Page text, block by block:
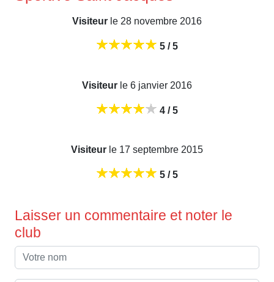
Visiteur le 28 novembre 2016
5 / 5
Visiteur le 6 janvier 2016
4 / 5
Visiteur le 17 septembre 2015
5 / 5
Laisser un commentaire et noter le
club